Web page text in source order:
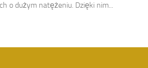
o dużym natężeniu. Dzięki nim...